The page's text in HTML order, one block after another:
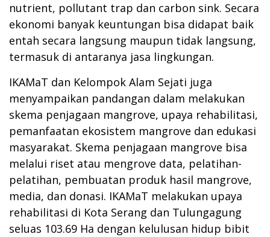
nutrient, pollutant trap dan carbon sink. Secara
ekonomi banyak keuntungan bisa didapat baik
entah secara langsung maupun tidak langsung,
termasuk di antaranya jasa lingkungan.
IKAMaT dan Kelompok Alam Sejati juga
menyampaikan pandangan dalam melakukan
skema penjagaan mangrove, upaya rehabilitasi,
pemanfaatan ekosistem mangrove dan edukasi
masyarakat. Skema penjagaan mangrove bisa
melalui riset atau mengrove data, pelatihan-
pelatihan, pembuatan produk hasil mangrove,
media, dan donasi. IKAMaT melakukan upaya
rehabilitasi di Kota Serang dan Tulungagung
seluas 103.69 Ha dengan kelulusan hidup bibit